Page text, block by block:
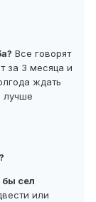
Все говорят
за 3 месяца и
ждать
лучше
сел
или